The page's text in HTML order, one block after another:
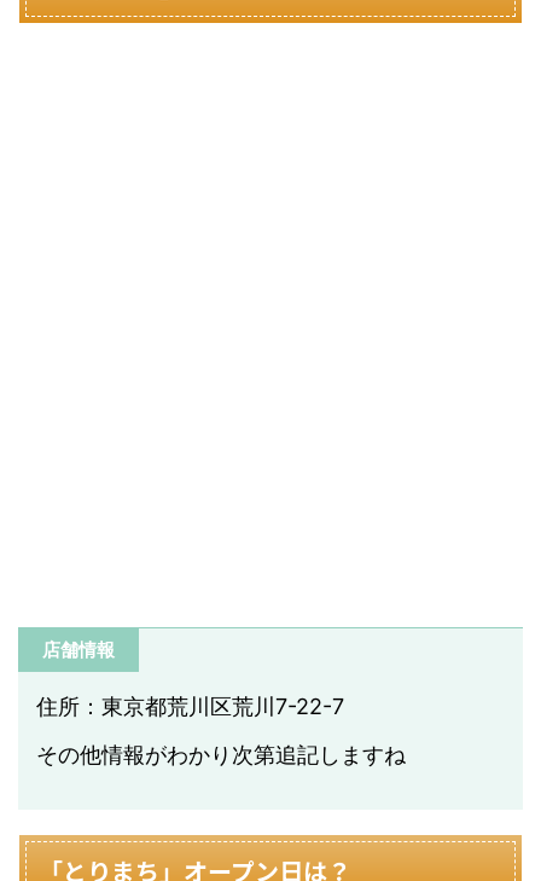
店舗情報
住所：東京都荒川区荒川7-22-7
その他情報がわかり次第追記しますね
「とりまち」オープン日は？